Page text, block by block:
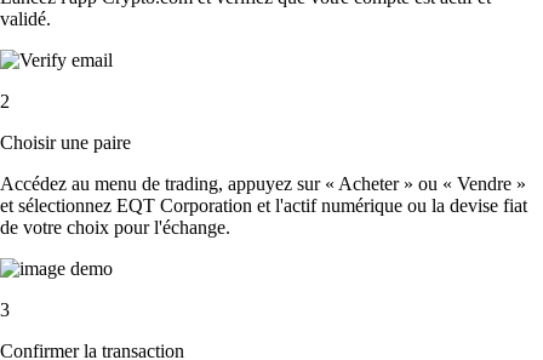
validé.
2
Choisir une paire
Accédez au menu de trading, appuyez sur « Acheter » ou « Vendre »
et sélectionnez EQT Corporation et l'actif numérique ou la devise fiat
de votre choix pour l'échange.
3
Confirmer la transaction